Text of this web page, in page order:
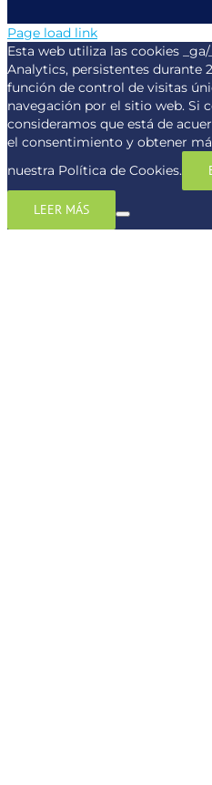
Page load link
Esta web utiliza las cookies
Analytics, persistentes durante
función de control de visitas
navegación por el sitio web. Si
consideramos que está de
el consentimiento y obtener
nuestra Política de Cookies.
LEER MÁS